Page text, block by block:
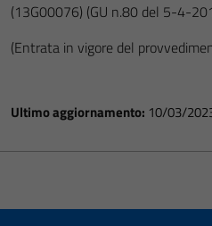
(13G00076) (GU n.80 del 5-4-
(Entrata in vigore del
Ultimo aggiornamento: 10/03/